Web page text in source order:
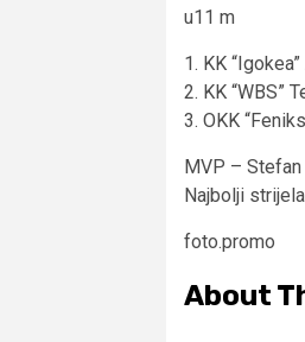
u11 m
1. KK
2. KK “WBS”
3. OKK
MVP – Stefan
Najbolji
foto.promo
About